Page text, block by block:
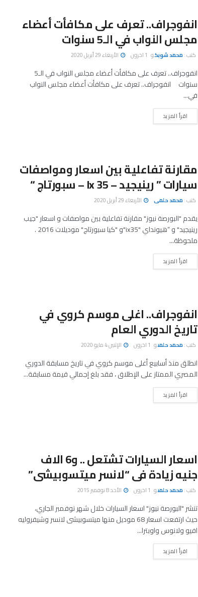
انفوجراف.. تعرف على مكافأت أعضاء
مجلس النواب في الـ5 سنوات
كتب :محمد شوبكو 1 اخرون الأربعاء 29 أبريل 2020
انفوجراف.. تعرف على مكافأت أعضاء مجلس النواب في الـ5
سنوات انفوجراف.. تعرف على مكافأت أعضاء مجلس النواب
في...
اقرأ المزيد
مقارنة تفاعلية بين اسعار ومواصفات
سيارات ” رينيجيد – Ix 35 – سبورتاج “
كتب :محمد حلمى الأربعاء 29 أبريل 2020
يقدم "البورصة نيوز" مقارنة تفاعلية بين مواصفات و اسعار "جيب
رينيجيد" و “هيونداي "ix35"و "كيا سبورتاج" موديلات 2016 .
ملحوظة...
اقرأ المزيد
انفوجراف.. اغلى موسم كروي في
تاريخ الدوري العام
كتب :محمد حلمىو 1 اخرون الإثنين 4 مايو 2020
انطلق منذ أسابيع أغلى موسم كروي في تاريخ مسابقة الدوري
المصري الممتاز على الإطلاق ، فقد بلغ إجمالي قيمة مسابقة...
اقرأ المزيد
اسعار السيارات تشتعل .. و6 الاف
جنيه زيادة فى “لانسر ميتسوبيشى”
كتب :محمد حلمىو 1 اخرون الأحد 8 نوفمبر 2015
تنشر "البورصة نيوز" اسعار السيارات خلال شهر نوفمبر الجاري،
حيث ارتفعت اسعار 68 موديل منها ميتسوبيشى لانسر وشيفروليه
افيو ولانوس واوبترا...
اقرأ المزيد